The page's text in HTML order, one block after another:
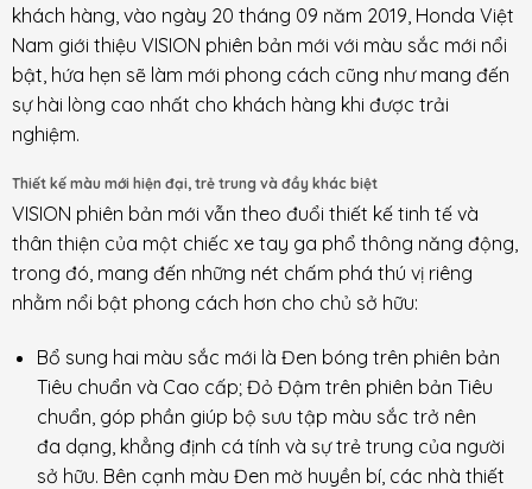
khách hàng, vào ngày 20 tháng 09 năm 2019, Honda Việt
Nam giới thiệu VISION phiên bản mới với màu sắc mới nổi
bật, hứa hẹn sẽ làm mới phong cách cũng như mang đến
sự hài lòng cao nhất cho khách hàng khi được trải
nghiệm.
Thiết kế màu mới hiện đại, trẻ trung và đầy khác biệt
VISION phiên bản mới vẫn theo đuổi thiết kế tinh tế và
thân thiện của một chiếc xe tay ga phổ thông năng động,
trong đó, mang đến những nét chấm phá thú vị riêng
nhằm nổi bật phong cách hơn cho chủ sở hữu:
Bổ sung hai màu sắc mới là Đen bóng trên phiên bản
Tiêu chuẩn và Cao cấp; Đỏ Đậm trên phiên bản Tiêu
chuẩn, góp phần giúp bộ sưu tập màu sắc trở nên
đa dạng, khẳng định cá tính và sự trẻ trung của người
sở hữu. Bên cạnh màu Đen mờ huyền bí, các nhà thiết